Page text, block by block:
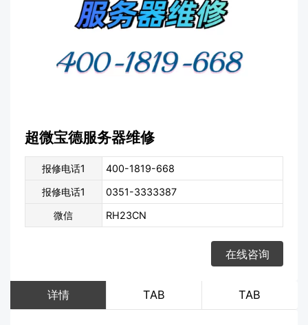
超微宝德服务器维修
报修电话1
400-1819-668
报修电话1
0351-3333387
微信
RH23CN
在线咨询
详情 TAB TAB